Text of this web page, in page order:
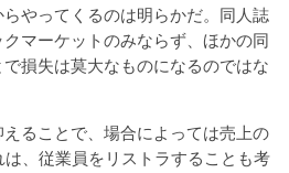
やってくるのは明らかだ。同人誌
マーケットのみならず、ほかの同
損失は莫大なものになるのではな
えることで、場合によっては売上の
、従業員をリストラすることも考